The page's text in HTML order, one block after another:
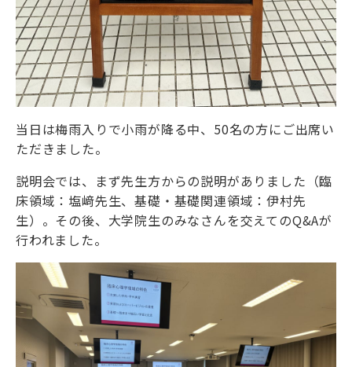
当日は梅雨入りで小雨が降る中、50名の方にご出席い
ただきました。
説明会では、まず先生方からの説明がありました（臨
床領域：塩﨑先生、基礎・基礎関連領域：伊村先
生）。その後、大学院生のみなさんを交えてのQ&Aが
行われました。